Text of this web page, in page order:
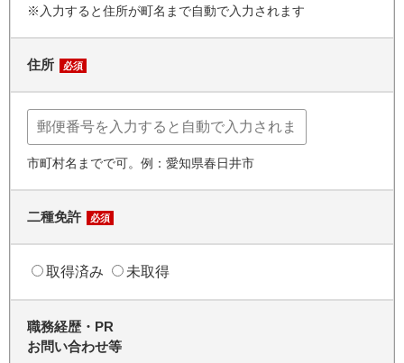
※入力すると住所が町名まで自動で入力されます
住所 必須
市町村名までで可。例：愛知県春日井市
二種免許 必須
取得済み 未取得
職務経歴・PR
お問い合わせ等